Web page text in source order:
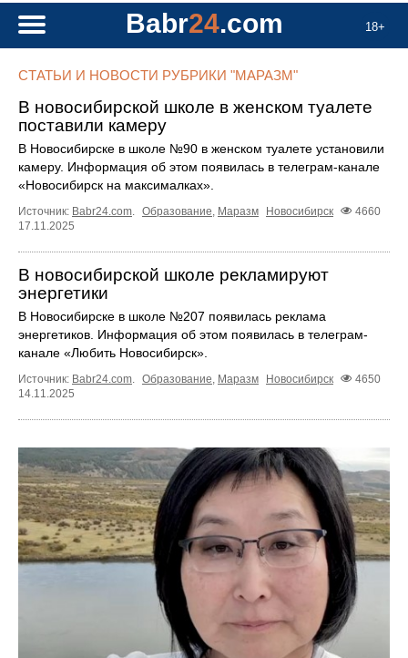
18+
Babr24.com
СТАТЬИ И НОВОСТИ РУБРИКИ "МАРАЗМ"
В новосибирской школе в женском туалете
поставили камеру
В Новосибирске в школе №90 в женском туалете установили
камеру. Информация об этом появилась в телеграм-канале
«Новосибирск на максималках».
Источник: Babr24.com. Образование, Маразм Новосибирск
4660
17.11.2025
В новосибирской школе рекламируют
энергетики
В Новосибирске в школе №207 появилась реклама
энергетиков. Информация об этом появилась в телеграм-
канале «Любить Новосибирск».
Источник: Babr24.com. Образование, Маразм Новосибирск
4650
14.11.2025